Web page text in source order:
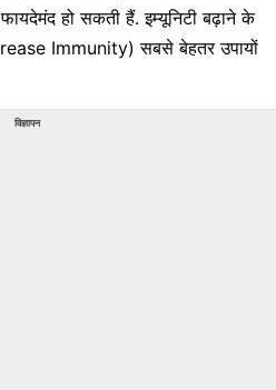
हो सकती हैं. इम्यूनिटी बढ़ाने के
Immunity) सबसे बेहतर उपायों
विज्ञापन